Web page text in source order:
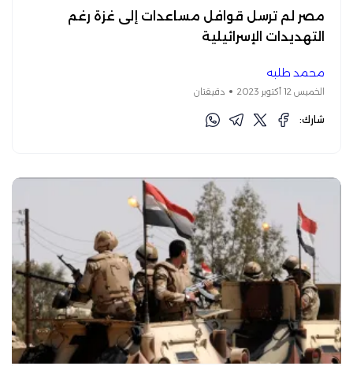
مصر لم ترسل قوافل مساعدات إلى غزة رغم
التهديدات الإسرائيلية
محمد طلبه
الخميس 12 أكتوبر 2023 دقيقتان
شارك: